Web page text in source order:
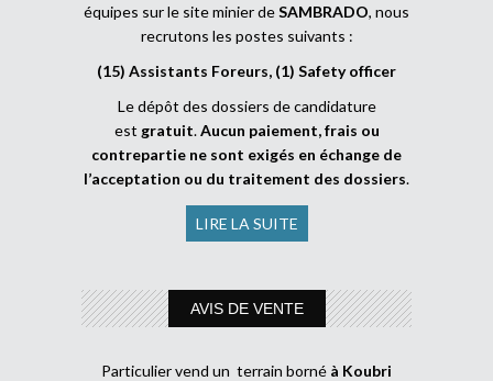
équipes sur le site minier deSAMBRADO, nous
recrutons les postes suivants :
(15) Assistants Foreurs, (1) Safety officer
Le dépôt des dossiers de candidature
est gratuit.Aucun paiement, frais ou
contrepartie ne sont exigés en échange de
l’acceptation ou du traitement des dossiers.
LIRE LA SUITE
AVIS DE VENTE
Particulier vend un terrain borné à Koubri